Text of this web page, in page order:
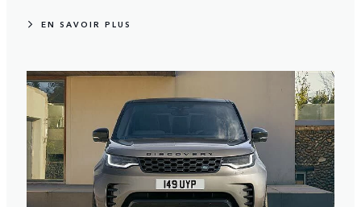
EN SAVOIR PLUS